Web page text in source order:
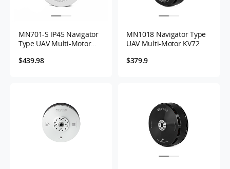
MN701-S IP45 Navigator
Type UAV Multi-Motor
$439.98
MN1018 Navigator Type
UAV Multi-Motor KV72
$379.9